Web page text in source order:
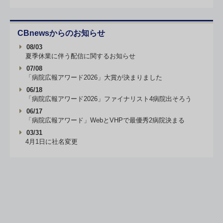
CBnewsからのお知らせ
08/03
夏季休業に伴う配信に関するお知らせ
07/08
「病院広報アワード2026」大賞が決まりました
06/18
「病院広報アワード2026」ファイナリスト4病院出そろう
06/17
「病院広報アワード」WebとVHPで最優秀2病院決まる
03/31
4月1日に社名変更